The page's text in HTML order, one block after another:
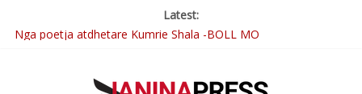
Latest:
Nga poetja atdhetare Kumrie Shala -BOLL MO
Çlirimtari Mentor Mushkolaj nderohet me mirenjohje nga